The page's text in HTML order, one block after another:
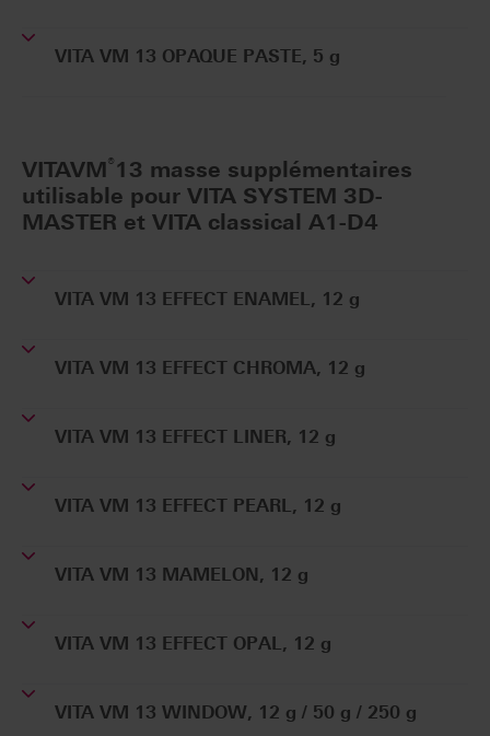
VITA VM 13 OPAQUE PASTE, 5 g
VITAVM®13 masse supplémentaires
utilisable pour VITA SYSTEM 3D-
MASTER et VITA classical A1-D4
VITA VM 13 EFFECT ENAMEL, 12 g
VITA VM 13 EFFECT CHROMA, 12 g
VITA VM 13 EFFECT LINER, 12 g
VITA VM 13 EFFECT PEARL, 12 g
VITA VM 13 MAMELON, 12 g
VITA VM 13 EFFECT OPAL, 12 g
VITA VM 13 WINDOW, 12 g / 50 g / 250 g